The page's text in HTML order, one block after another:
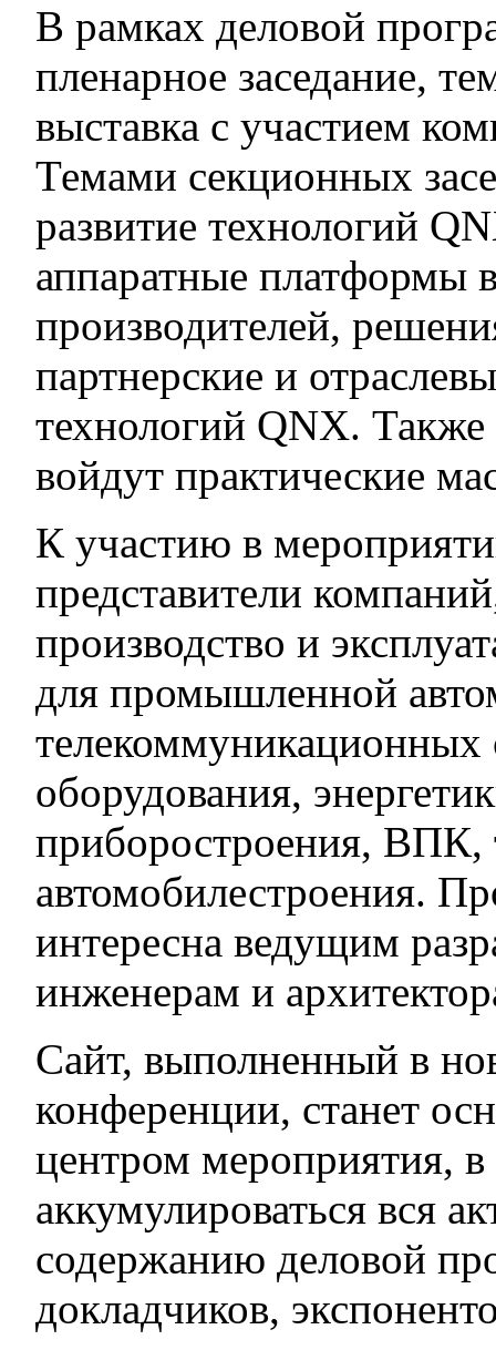
В рамках деловой
пленарное заседание,
выставка с участием
Темами секционных
развитие технологий
аппаратные платформы
производителей,
партнерские и
технологий QNX.
войдут практические
К участию в
представители
производство и
для промышленной
телекоммуникационных
оборудования,
приборостроения, ВПК,
автомобилестроения.
интересна ведущим
инженерам и
Сайт, выполненный в
конференции, станет
центром мероприятия, в
аккумулироваться вся
содержанию деловой
докладчиков,